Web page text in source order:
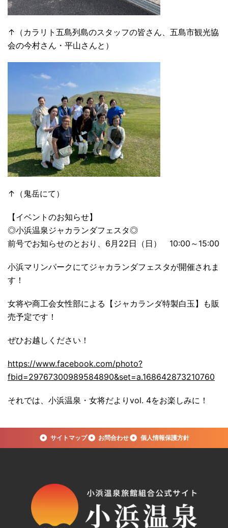
↑（カラリト五島列島のスタッフの皆さん、五島市観光協
会の今村さん・平山さんと）
↑（鬼岳にて）
【イベントのお知らせ】
◎小浜温泉ジャカランダフェスタ◎
前号でお知らせのとおり、6月22日（日） 10:00～15:00
小浜マリンパークにてジャカランダフェスタが開催されま
す！
女将や商工会女性部による【ジャカランダ特製白玉】も販
売予定です！
ぜひお越しください！
https://www.facebook.com/photo?
fbid=29767300989584890&set=a.168642873210760
それでは、小浜温泉・女将だよりvol. 4をお楽しみに！
サイトマップ お問合わせ 個人情報保護方針